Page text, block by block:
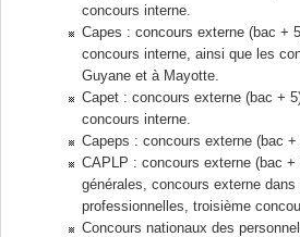
concours interne.
Capes : concours externe (bac +
concours interne, ainsi que les
Guyane et à Mayotte.
Capet : concours externe (bac +
concours interne.
Capeps : concours externe (bac +
CAPLP : concours externe (bac
générales, concours externe
professionnelles, troisième
Concours nationaux des